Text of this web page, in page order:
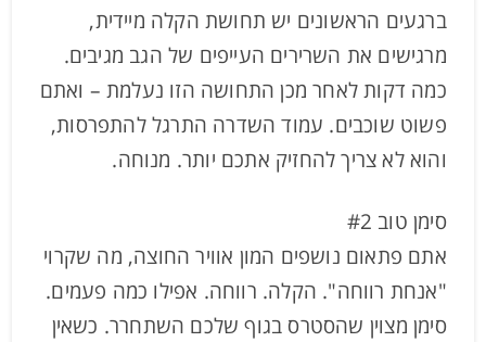
ברגעים הראשונים יש תחושת הקלה מיידית,
מרגישים את השרירים העייפים של הגב מגיבים.
כמה דקות לאחר מכן התחושה הזו נעלמת – ואתם
פשוט שוכבים. עמוד השדרה התרגל להתפרסות,
והוא לא צריך להחזיק אתכם יותר. מנוחה.
סימן טוב #2
אתם פתאום נושפים המון אוויר החוצה, מה שקרוי
"אנחת רווחה". הקלה. רווחה. אפילו כמה פעמים.
סימן מצוין שהסטרס בגוף שלכם השתחרר. כשאין